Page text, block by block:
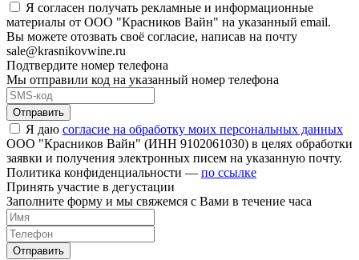
Я согласен получать рекламные и информационные
материалы от ООО "Красников Вайн" на указанный email.
Вы можете отозвать своё согласие, написав на почту
sale@krasnikovwine.ru
Подтвердите номер телефона
Мы отправили код на указанный номер телефона
Отправить
Я даю согласие на обработку моих персональных данных
ООО "Красников Вайн" (ИНН 9102061030) в целях обработки
заявки и получения электронных писем на указанную почту.
Политика конфиденциальности — по ссылке
Принять участие в дегустации
Заполните форму и мы свяжемся с Вами в течение часа
Отправить